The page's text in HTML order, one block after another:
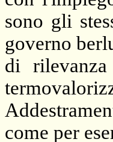
sono gli
governo
di
come per